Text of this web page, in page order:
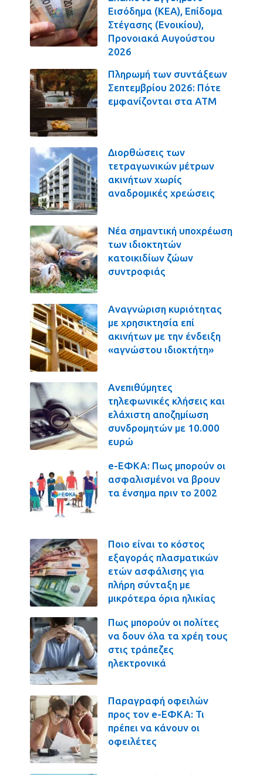
Εισόδημα (ΚΕΑ), Επίδομα
Στέγασης (Ενοικίου),
Προνοιακά Αυγούστου
2026
Πληρωμή των συντάξεων
Σεπτεμβρίου 2026: Πότε
εμφανίζονται στα ΑΤΜ
Διορθώσεις των
τετραγωνικών μέτρων
ακινήτων χωρίς
αναδρομικές χρεώσεις
Νέα σημαντική υποχρέωση
των ιδιοκτητών
κατοικιδίων ζώων
συντροφιάς
Αναγνώριση κυριότητας
με χρησικτησία επί
ακινήτων με την ένδειξη
«αγνώστου ιδιοκτήτη»
Ανεπιθύμητες
τηλεφωνικές κλήσεις και
ελάχιστη αποζημίωση
συνδρομητών με 10.000
ευρώ
e-ΕΦΚΑ: Πως μπορούν οι
ασφαλισμένοι να βρουν
τα ένσημα πριν το 2002
Ποιο είναι το κόστος
εξαγοράς πλασματικών
ετών ασφάλισης για
πλήρη σύνταξη με
μικρότερα όρια ηλικίας
Πως μπορούν οι πολίτες
να δουν όλα τα χρέη τους
στις τράπεζες
ηλεκτρονικά
Παραγραφή οφειλών
προς τον e-ΕΦΚΑ: Τι
πρέπει να κάνουν οι
οφειλέτες